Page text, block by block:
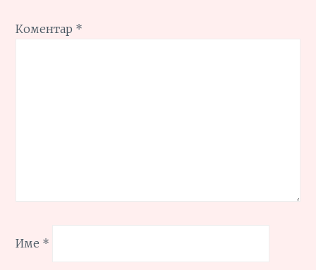
Коментар *
Име *